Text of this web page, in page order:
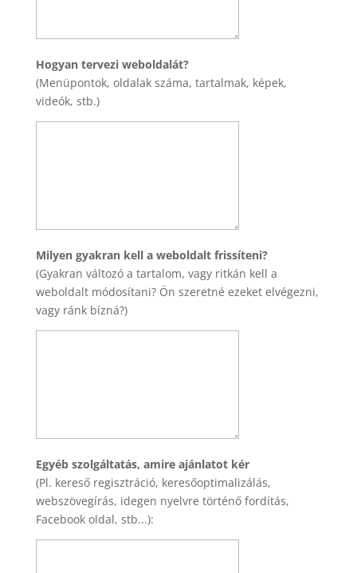
Hogyan tervezi weboldalát?
(Menüpontok, oldalak száma, tartalmak, képek,
videók, stb.)
Milyen gyakran kell a weboldalt frissíteni?
(Gyakran változó a tartalom, vagy ritkán kell a
weboldalt módosítani? Ön szeretné ezeket elvégezni,
vagy ránk bízná?)
Egyéb szolgáltatás, amire ajánlatot kér
(Pl. kereső regisztráció, keresőoptimalizálás,
webszövegírás, idegen nyelvre történő fordítás,
Facebook oldal, stb...):